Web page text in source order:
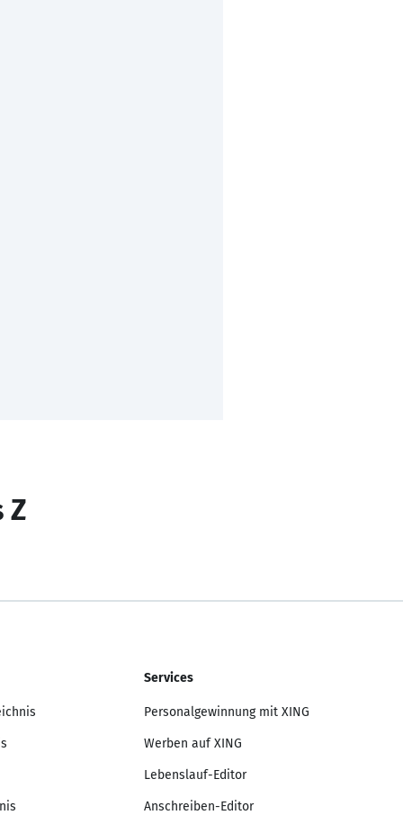
Z
Services
Personalgewinnung mit XING
Werben auf XING
Lebenslauf-Editor
Anschreiben-Editor